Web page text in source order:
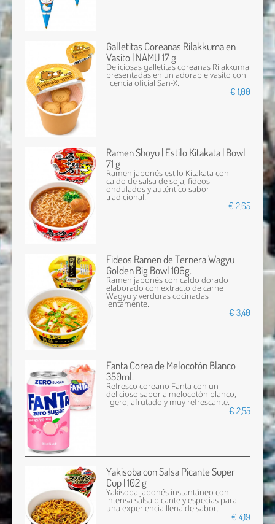
Galletitas Coreanas Rilakkuma en
Vasito | NAMU 17 g
Deliciosas galletitas coreanas Rilakkuma
presentadas en un adorable vasito con
licencia oficial San-X.
€ 1,00
Ramen Shoyu | Estilo Kitakata | Bowl
71 g
Ramen japonés estilo Kitakata con
caldo de salsa de soja, fideos
ondulados y auténtico sabor
tradicional.
€ 2,65
Fideos Ramen de Ternera Wagyu
Golden Big Bowl 106g.
Ramen japonés con caldo dorado
elaborado con extracto de carne
Wagyu y verduras cocinadas
lentamente.
€ 3,40
Fanta Corea de Melocotón Blanco
350ml.
Refresco coreano Fanta con un
delicioso sabor a melocotón blanco,
ligero, afrutado y muy refrescante.
€ 2,55
Yakisoba con Salsa Picante Super
Cup | 102 g
Yakisoba japonés instantáneo con
intensa salsa picante y especias para
una experiencia llena de sabor.
€ 4,19